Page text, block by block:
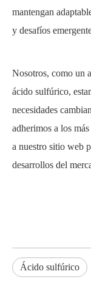
mantengan
y desafíos
Nosotros, como un
ácido sulfúrico,
necesidades
adherimos a los
a nuestro sitio web
desarrollos del
Ácido sulfúrico